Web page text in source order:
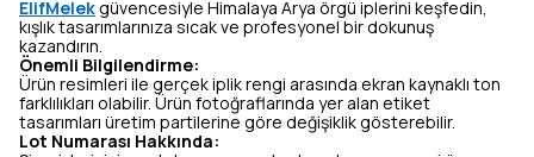
ElifMelekgüvencesiyle Himalaya Arya örgü iplerini keşfedin,
kışlık tasarımlarınıza sıcak ve profesyonel bir dokunuş
kazandırın.
Önemli Bilgilendirme:
Ürün resimleri ile gerçek iplik rengi arasında ekran kaynaklı ton
farklılıkları olabilir. Ürün fotoğraflarında yer alan etiket
tasarımları üretim partilerine göre değişiklik gösterebilir.
Lot Numarası Hakkında: